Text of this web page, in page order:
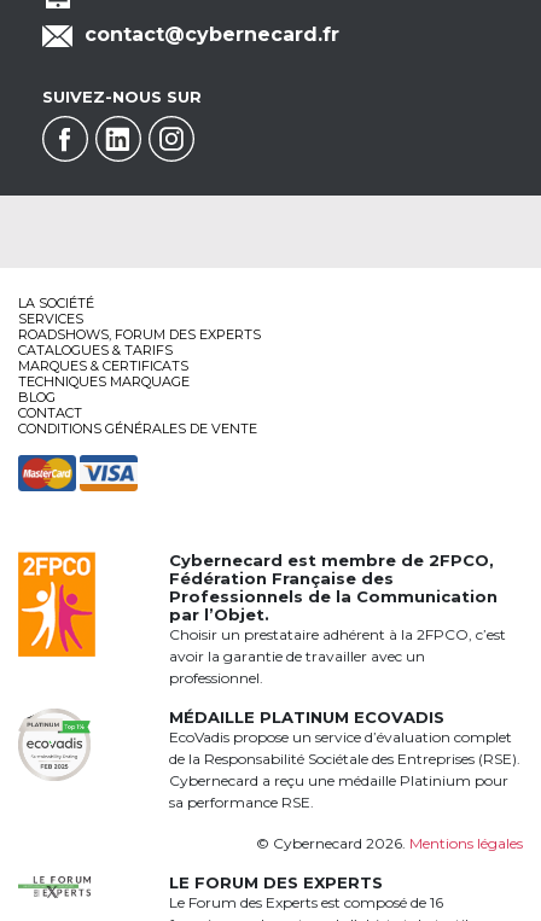
contact@cybernecard.fr
SUIVEZ-NOUS SUR
LA SOCIÉTÉ
SERVICES
ROADSHOWS, FORUM DES EXPERTS
CATALOGUES & TARIFS
MARQUES & CERTIFICATS
TECHNIQUES MARQUAGE
BLOG
CONTACT
CONDITIONS GÉNÉRALES DE VENTE
Cybernecard est membre de2FPCO,
Fédération Française des
Professionnels de la Communication
par l’Objet.
Choisir un prestataire adhérent à la 2FPCO, c’est
avoir la garantie de travailler avec un
professionnel.
MÉDAILLE PLATINUM ECOVADIS
EcoVadis propose un service d’évaluation complet
de la Responsabilité Sociétale des Entreprises (RSE).
Cybernecard a reçu une médaille Platinium pour
sa performance RSE.
© Cybernecard 2026. Mentions légales
LE FORUM DES EXPERTS
Le Forum des Experts est composé de 16